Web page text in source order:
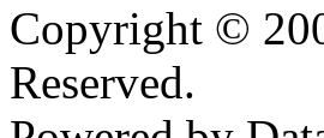
Copyright ©
Reserved.